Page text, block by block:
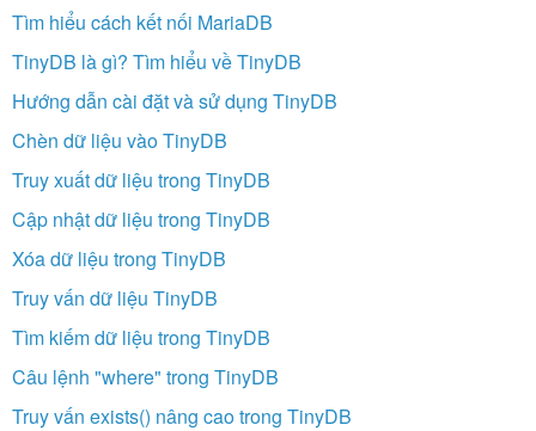
Tìm hiểu cách kết nối MariaDB
TinyDB là gì? Tìm hiểu về TinyDB
Hướng dẫn cài đặt và sử dụng TinyDB
Chèn dữ liệu vào TinyDB
Truy xuất dữ liệu trong TinyDB
Cập nhật dữ liệu trong TinyDB
Xóa dữ liệu trong TinyDB
Truy vấn dữ liệu TinyDB
Tìm kiếm dữ liệu trong TinyDB
Câu lệnh "where" trong TinyDB
Truy vấn exists() nâng cao trong TinyDB